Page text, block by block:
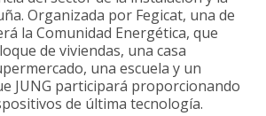
Organizada por Fegicat, una de
la Comunidad Energética, que
de viviendas, una casa
una escuela y un
JUNG participará proporcionando
de última tecnología.